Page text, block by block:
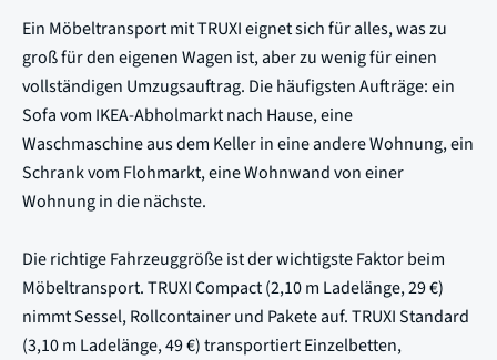
Ein Möbeltransport mit TRUXI eignet sich für alles, was zu
groß für den eigenen Wagen ist, aber zu wenig für einen
vollständigen Umzugsauftrag. Die häufigsten Aufträge: ein
Sofa vom IKEA-Abholmarkt nach Hause, eine
Waschmaschine aus dem Keller in eine andere Wohnung, ein
Schrank vom Flohmarkt, eine Wohnwand von einer
Wohnung in die nächste.
Die richtige Fahrzeuggröße ist der wichtigste Faktor beim
Möbeltransport. TRUXI Compact (2,10 m Ladelänge, 29 €)
nimmt Sessel, Rollcontainer und Pakete auf. TRUXI Standard
(3,10 m Ladelänge, 49 €) transportiert Einzelbetten,